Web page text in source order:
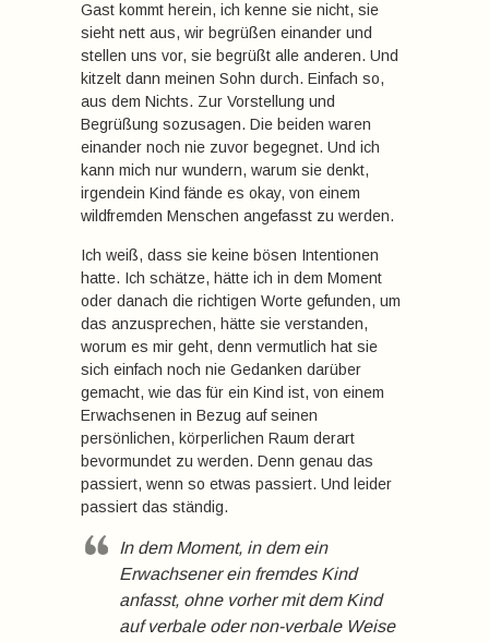
Gast kommt herein, ich kenne sie nicht, sie
sieht nett aus, wir begrüßen einander und
stellen uns vor, sie begrüßt alle anderen. Und
kitzelt dann meinen Sohn durch. Einfach so,
aus dem Nichts. Zur Vorstellung und
Begrüßung sozusagen. Die beiden waren
einander noch nie zuvor begegnet. Und ich
kann mich nur wundern, warum sie denkt,
irgendein Kind fände es okay, von einem
wildfremden Menschen angefasst zu werden.
Ich weiß, dass sie keine bösen Intentionen
hatte. Ich schätze, hätte ich in dem Moment
oder danach die richtigen Worte gefunden, um
das anzusprechen, hätte sie verstanden,
worum es mir geht, denn vermutlich hat sie
sich einfach noch nie Gedanken darüber
gemacht, wie das für ein Kind ist, von einem
Erwachsenen in Bezug auf seinen
persönlichen, körperlichen Raum derart
bevormundet zu werden. Denn genau das
passiert, wenn so etwas passiert. Und leider
passiert das ständig.
In dem Moment, in dem ein
Erwachsener ein fremdes Kind
anfasst, ohne vorher mit dem Kind
auf verbale oder non-verbale Weise